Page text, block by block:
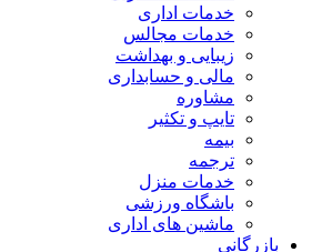
خدمات اداری
خدمات مجالس
زیبایی و بهداشت
مالی و حسابداری
مشاوره
تایپ و تکثیر
بیمه
ترجمه
خدمات منزل
باشگاه ورزشی
ماشین های اداری
بازرگانی